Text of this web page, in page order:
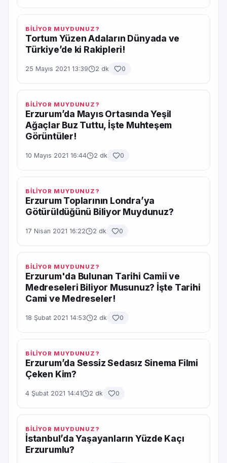
BİLİYOR MUYDUNUZ?
Tortum Yüzen Adaların Dünyada ve
Türkiye’de ki Rakipleri!
25 Mayıs 2021 13:39 2 dk 0
BİLİYOR MUYDUNUZ?
Erzurum’da Mayıs Ortasında Yeşil
Ağaçlar Buz Tuttu, İşte Muhteşem
Görüntüler!
10 Mayıs 2021 16:44 2 dk 0
BİLİYOR MUYDUNUZ?
Erzurum Toplarının Londra’ya
Götürüldüğünü Biliyor Muydunuz?
17 Nisan 2021 16:22 2 dk 0
BİLİYOR MUYDUNUZ?
Erzurum'da Bulunan Tarihi Camii ve
Medreseleri Biliyor Musunuz? İşte Tarihi
Cami ve Medreseler!
18 Şubat 2021 14:53 2 dk 0
BİLİYOR MUYDUNUZ?
Erzurum’da Sessiz Sedasız Sinema Filmi
Çeken Kim?
4 Şubat 2021 14:41 2 dk 0
BİLİYOR MUYDUNUZ?
İstanbul’da Yaşayanların Yüzde Kaçı
Erzurumlu?